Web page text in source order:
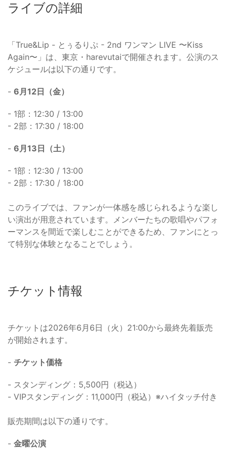
ライブの詳細
「True&Lip - とぅるりぷ - 2nd ワンマン LIVE 〜Kiss
Again〜」は、東京・harevutaiで開催されます。公演のス
ケジュールは以下の通りです。
- 6月12日（金）
- 1部：12:30 / 13:00
- 2部：17:30 / 18:00
- 6月13日（土）
- 1部：12:30 / 13:00
- 2部：17:30 / 18:00
このライブでは、ファンが一体感を感じられるような楽し
い演出が用意されています。メンバーたちの歌唱やパフォ
ーマンスを間近で楽しむことができるため、ファンにとっ
て特別な体験となることでしょう。
チケット情報
チケットは2026年6月6日（火）21:00から最終先着販売
が開始されます。
- チケット価格
- スタンディング：5,500円（税込）
- VIPスタンディング：11,000円（税込）※ハイタッチ付き
販売期間は以下の通りです。
- 金曜公演